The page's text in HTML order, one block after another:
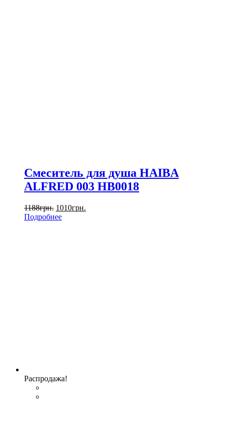
Смеситель для душа HAIBA
ALFRED 003 HB0018
1188грн. 1010грн.
Подробнее
Распродажа!